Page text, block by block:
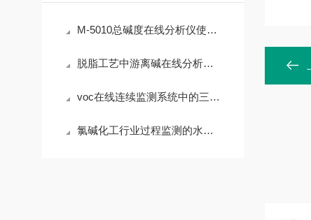
M-5010总碱度在线分析仪使用场景和功能特点
脱脂工艺中游离碱在线分析仪的工作原理
voc在线连续监测系统中的三个重要问题
氯碱化工行业过程监测的水质分析仪有哪些